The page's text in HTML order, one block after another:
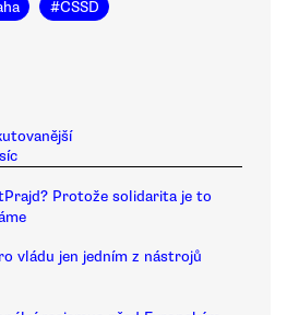
#ČSSD
Protože solidarita je to
vládu jen jedním z nástrojů